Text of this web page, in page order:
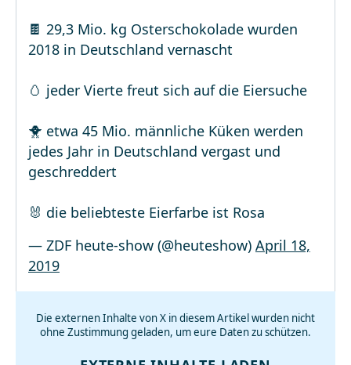
🍫 29,3 Mio. kg Osterschokolade wurden
2018 in Deutschland vernascht
🥚 jeder Vierte freut sich auf die Eiersuche
🐥 etwa 45 Mio. männliche Küken werden
jedes Jahr in Deutschland vergast und
geschreddert
🐰 die beliebteste Eierfarbe ist Rosa
— ZDF heute-show (@heuteshow) April 18,
2019
Die externen Inhalte von X in diesem Artikel wurden nicht
ohne Zustimmung geladen, um eure Daten zu schützen.